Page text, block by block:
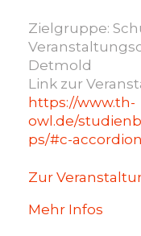
Zielgruppe:
Detmold
Link zur
https://www.th-
owl.de/
ps/#c-
Zur
Mehr Infos